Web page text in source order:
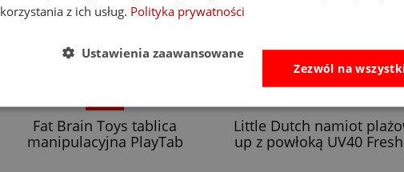
Fat Brain Toys tablica
manipulacyjna PlayTab
Little Dutch namiot
up z powłoką UV40
korzystania z ich usług. Polityka prywatności
Zezwól na
Ustawienia zaawansowane